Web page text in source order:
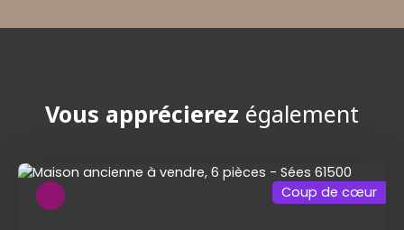
Vous apprécierez également
Coup de cœur